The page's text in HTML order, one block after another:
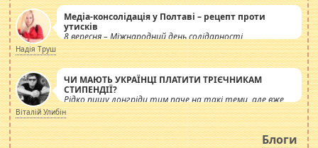
Медіа-консолідація у Полтаві – рецепт проти
утисків
8 вересня – Міжнародний день солідарності
журналістів.
Надія Труш
ЧИ МАЮТЬ УКРАЇНЦІ ПЛАТИТИ ТРІЄЧНИКАМ
СТИПЕНДІЇ?
Рідко пишу лонгріди тим паче на такі теми, але вже
просто дістало! Обурюють сьогоднішні інсенуації
навколо стипендіального питання. Штучно
роздувається ще одна соціальна катастрофа.
Віталій Улибін
Блоги